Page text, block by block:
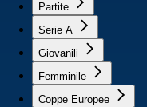
Partite
Serie A
Giovanili
Femminile
Coppe Europee